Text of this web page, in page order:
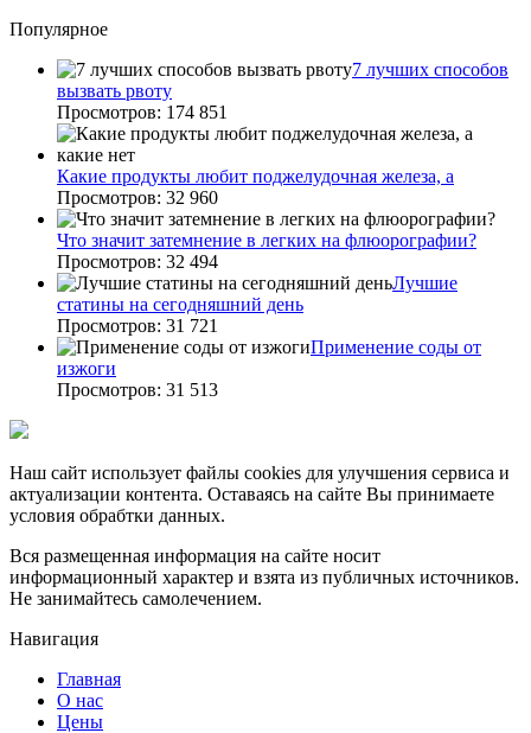
Популярное
7 лучших способов
вызвать рвоту
Просмотров: 174 851
Какие продукты любит поджелудочная железа, а
Просмотров: 32 960
Что значит затемнение в легких на флюорографии?
Просмотров: 32 494
Лучшие
статины на сегодняшний день
Просмотров: 31 721
Применение соды от
изжоги
Просмотров: 31 513
Наш сайт использует файлы cookies для улучшения сервиса и
актуализации контента. Оставаясь на сайте Вы принимаете
условия обрабтки данных.
Вся размещенная информация на сайте носит
информационный характер и взята из публичных источников.
Не занимайтесь самолечением.
Навигация
Главная
О нас
Цены